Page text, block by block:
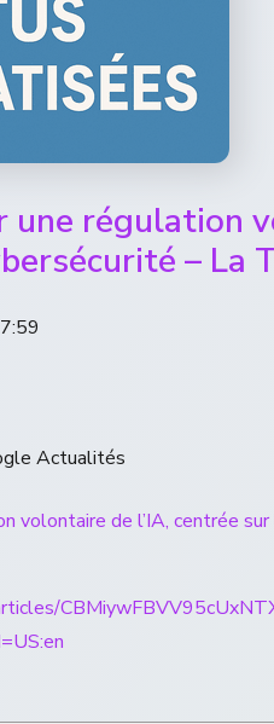
une régulation
– La
Actualités
volontaire de l’IA, centrée